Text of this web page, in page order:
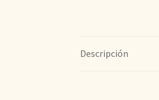
Descripción